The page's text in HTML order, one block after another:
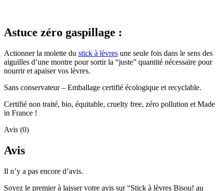
Astuce zéro gaspillage :
Actionner la molette du stick à lèvres une seule fois dans le sens des
aiguilles d’une montre pour sortir la “juste” quantité nécessaire pour
nourrir et apaiser vos lèvres.
Sans conservateur – Emballage certifié écologique et recyclable.
Certifié non traité, bio, équitable, cruelty free, zéro pollution et Made
in France !
Avis (0)
Avis
Il n’y a pas encore d’avis.
Soyez le premier à laisser votre avis sur “Stick à lèvres Bisou! au